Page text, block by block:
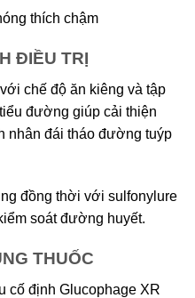
thích chậm
ĐIỀU TRỊ
chế độ ăn kiêng và tập
đường giúp cải thiện
nhân đái tháo đường tuýp
đồng thời với sulfonylure
soát đường huyết.
THUỐC
cố định Glucophage XR